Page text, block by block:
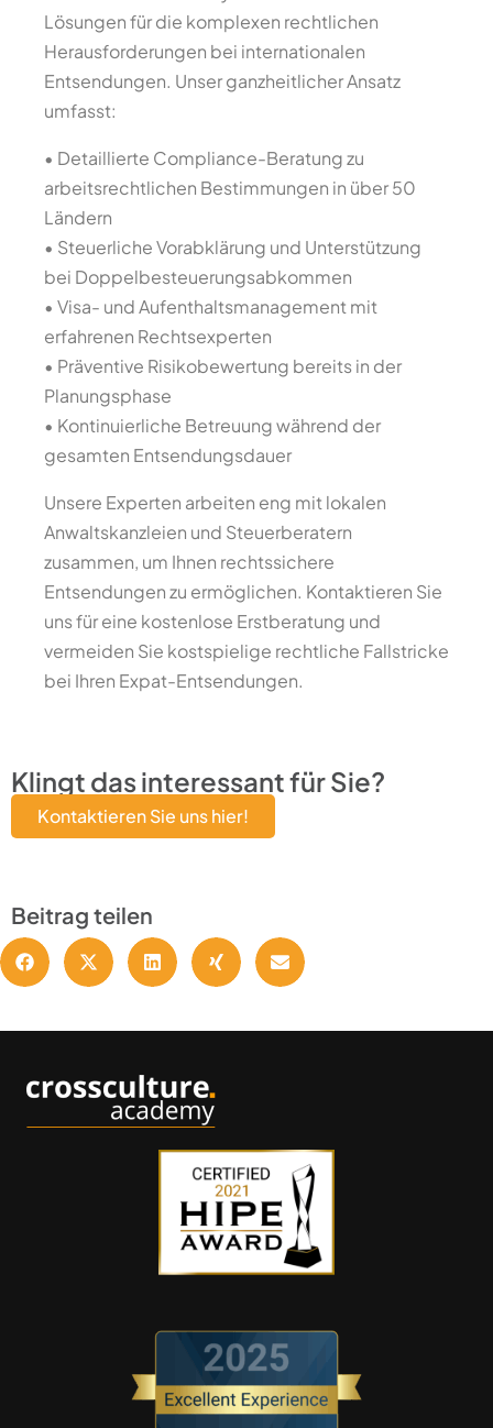
Lösungen für die komplexen rechtlichen
Herausforderungen bei internationalen
Entsendungen. Unser ganzheitlicher Ansatz
umfasst:
• Detaillierte Compliance-Beratung zu
arbeitsrechtlichen Bestimmungen in über 50
Ländern
• Steuerliche Vorabklärung und Unterstützung
bei Doppelbesteuerungsabkommen
• Visa- und Aufenthaltsmanagement mit
erfahrenen Rechtsexperten
• Präventive Risikobewertung bereits in der
Planungsphase
• Kontinuierliche Betreuung während der
gesamten Entsendungsdauer
Unsere Experten arbeiten eng mit lokalen
Anwaltskanzleien und Steuerberatern
zusammen, um Ihnen rechtssichere
Entsendungen zu ermöglichen. Kontaktieren Sie
uns für eine kostenlose Erstberatung und
vermeiden Sie kostspielige rechtliche Fallstricke
bei Ihren Expat-Entsendungen.
Klingt das interessant für Sie?
Kontaktieren Sie uns hier!
Beitrag teilen